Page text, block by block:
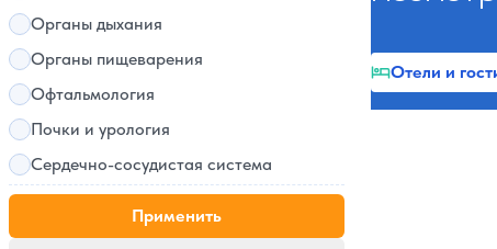
Органы дыхания
Органы пищеварения
Офтальмология
Почки и урология
Сердечно-сосудистая система
Применить
Отели и